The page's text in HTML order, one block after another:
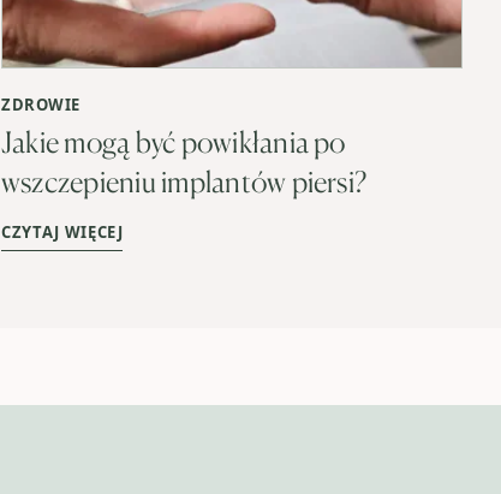
ZDROWIE
Jakie mogą być powikłania po
wszczepieniu implantów piersi?
CZYTAJ WIĘCEJ